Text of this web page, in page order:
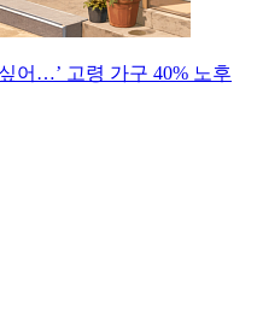
어…’ 고령 가구 40% 노후